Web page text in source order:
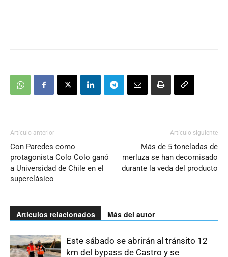
Artículo anterior
Con Paredes como
protagonista Colo Colo ganó
a Universidad de Chile en el
superclásico
Artículo siguiente
Más de 5 toneladas de
merluza se han decomisado
durante la veda del producto
Artículos relacionados Más del autor
Este sábado se abrirán al tránsito 12
km del bypass de Castro y se